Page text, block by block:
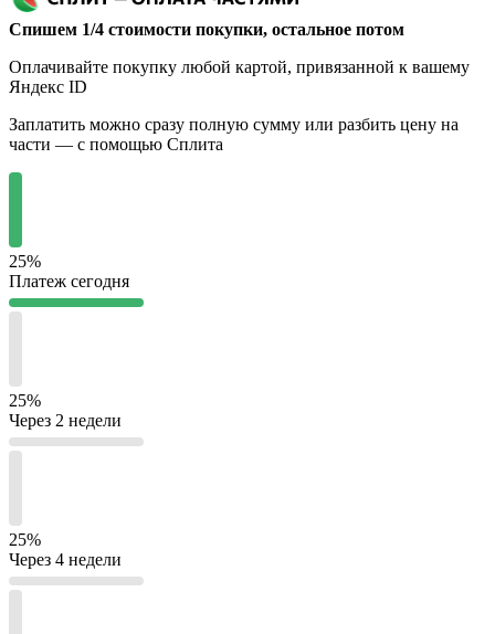
Спишем 1/4 стоимости покупки, остальное потом
Оплачивайте покупку любой картой, привязанной к вашему
Яндекс ID
Заплатить можно сразу полную сумму или разбить цену на
части — с помощью Сплита
25%
Платеж сегодня
25%
Через 2 недели
25%
Через 4 недели